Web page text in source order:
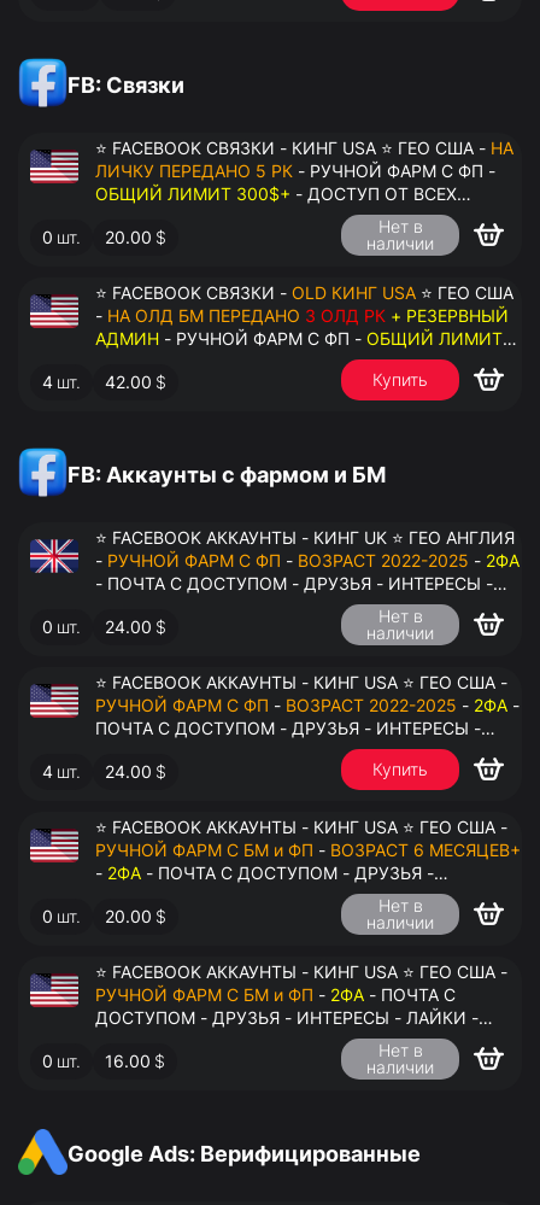
FB: Связки
⭐ FACEBOOK СВЯЗКИ - КИНГ USA ⭐ ГЕО США - НА
ЛИЧКУ ПЕРЕДАНО 5 РК - РУЧНОЙ ФАРМ С ФП -
ОБЩИЙ ЛИМИТ 300$+ - ДОСТУП ОТ ВСЕХ
АККАУНТОВ - ПЕРЕДАЧА В АНТИДЕТЕКТ
0 шт. 20.00 $
Нет в
наличии
⭐ FACEBOOK СВЯЗКИ - OLD КИНГ USA ⭐ ГЕО США
- НА ОЛД БМ ПЕРЕДАНО 3 ОЛД РК + РЕЗЕРВНЫЙ
АДМИН - РУЧНОЙ ФАРМ С ФП - ОБЩИЙ ЛИМИТ
- ДОСТУП ОТ ВСЕХ АККАУНТОВ -
ПЕРЕДАЧА В АНТИДЕТЕКТ
4 шт. 42.00 $ Купить
FB: Аккаунты с фармом и БМ
⭐ FACEBOOK АККАУНТЫ - КИНГ UK ⭐ ГЕО АНГЛИЯ
- РУЧНОЙ ФАРМ С ФП - ВОЗРАСТ 2022-2025 - 2ФА
- ПОЧТА С ДОСТУПОМ - ДРУЗЬЯ - ИНТЕРЕСЫ -
ЛАЙКИ - КОММЕНТАРИИ - ПЕРЕДАЧА В
АНТИДЕТЕКТ
0 шт. 24.00 $
Нет в
наличии
⭐ FACEBOOK АККАУНТЫ - КИНГ USA ⭐ ГЕО США -
РУЧНОЙ ФАРМ С ФП - ВОЗРАСТ 2022-2025 - 2ФА -
ПОЧТА С ДОСТУПОМ - ДРУЗЬЯ - ИНТЕРЕСЫ -
ЛАЙКИ - КОММЕНТАРИИ - ПЕРЕДАЧА В
АНТИДЕТЕКТ
4 шт. 24.00 $ Купить
⭐ FACEBOOK АККАУНТЫ - КИНГ USA ⭐ ГЕО США -
РУЧНОЙ ФАРМ С БМ и ФП - ВОЗРАСТ 6 МЕСЯЦЕВ+
- 2ФА - ПОЧТА С ДОСТУПОМ - ДРУЗЬЯ -
ИНТЕРЕСЫ - ЛАЙКИ - КОММЕНТАРИИ - ПЕРЕДАЧА
В АНТИДЕТЕКТ
0 шт. 20.00 $
Нет в
наличии
⭐ FACEBOOK АККАУНТЫ - КИНГ USA ⭐ ГЕО США -
РУЧНОЙ ФАРМ С БМ и ФП - 2ФА - ПОЧТА С
ДОСТУПОМ - ДРУЗЬЯ - ИНТЕРЕСЫ - ЛАЙКИ -
КОММЕНТАРИИ - ПЕРЕДАЧА В АНТИДЕТЕКТ
0 шт. 16.00 $
Нет в
наличии
Google Ads: Верифицированные